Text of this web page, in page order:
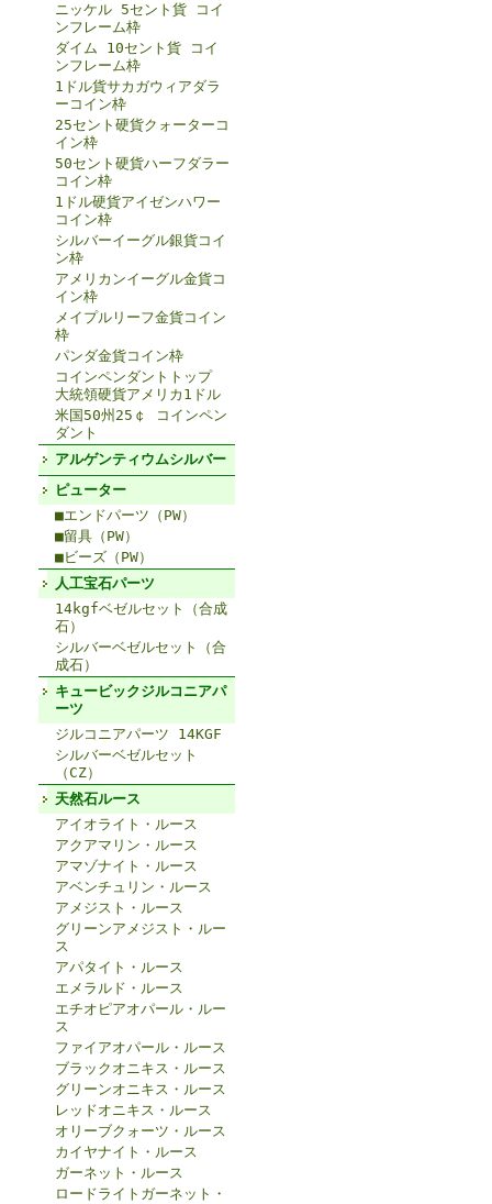
ニッケル 5セント貨 コイ
ンフレーム枠
ダイム 10セント貨 コイ
ンフレーム枠
1ドル貨サカガウィアダラ
ーコイン枠
25セント硬貨クォーターコ
イン枠
50セント硬貨ハーフダラー
コイン枠
1ドル硬貨アイゼンハワー
コイン枠
シルバーイーグル銀貨コイ
ン枠
アメリカンイーグル金貨コ
イン枠
メイプルリーフ金貨コイン
枠
パンダ金貨コイン枠
コインペンダントトップ
大統領硬貨アメリカ1ドル
米国50州25￠ コインペン
ダント
アルゲンティウムシルバー
ピューター
■エンドパーツ（PW）
■留具（PW）
■ビーズ（PW）
人工宝石パーツ
14kgfベゼルセット（合成
石）
シルバーベゼルセット（合
成石）
キュービックジルコニアパ
ーツ
ジルコニアパーツ 14KGF
シルバーベゼルセット
（CZ）
天然石ルース
アイオライト・ルース
アクアマリン・ルース
アマゾナイト・ルース
アベンチュリン・ルース
アメジスト・ルース
グリーンアメジスト・ルー
ス
アパタイト・ルース
エメラルド・ルース
エチオピアオパール・ルー
ス
ファイアオパール・ルース
ブラックオニキス・ルース
グリーンオニキス・ルース
レッドオニキス・ルース
オリーブクォーツ・ルース
カイヤナイト・ルース
ガーネット・ルース
ロードライトガーネット・